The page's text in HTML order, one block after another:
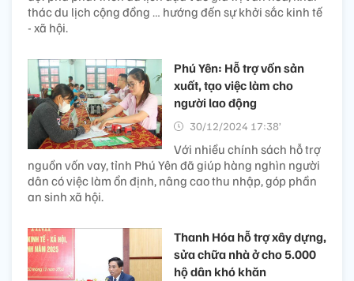
thác du lịch cộng đồng … hướng đến sự khởi sắc kinh tế
- xã hội.
Phú Yên: Hỗ trợ vốn sản
xuất, tạo việc làm cho
người lao động
30/12/2024 17:38’
Với nhiều chính sách hỗ trợ
nguồn vốn vay, tỉnh Phú Yên đã giúp hàng nghìn người
dân có việc làm ổn định, nâng cao thu nhập, góp phần
an sinh xã hội.
Thanh Hóa hỗ trợ xây dựng,
sửa chữa nhà ở cho 5.000
hộ dân khó khăn